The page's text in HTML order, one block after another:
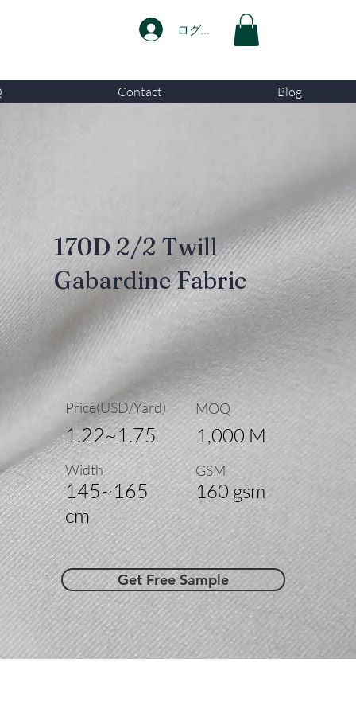
ログイン
Contact Blog
170D 2/2 Twill
Gabardine Fabric
Price(USD/Yard)
1.22~1.75
Width
145~165
cm
MOQ
1,000 M
GSM
160 gsm
Get Free Sample